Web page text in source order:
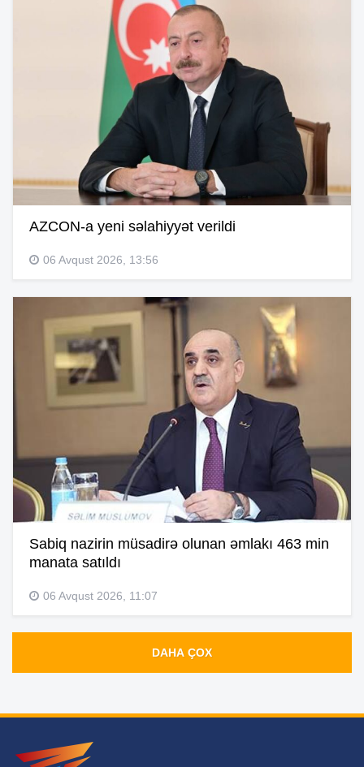
AZCON-a yeni səlahiyyət verildi
06 Avqust 2026, 13:56
Sabiq nazirin müsadirə olunan əmlakı 463 min
manata satıldı
06 Avqust 2026, 11:07
DAHA ÇOX